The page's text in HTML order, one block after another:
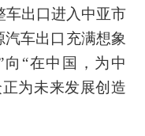
车出口进入中亚市
车出口充满想象
“在中国，为中
为未来发展创造